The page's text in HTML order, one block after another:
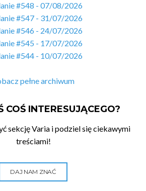
#548 - 07/08/2026
#547 - 31/07/2026
#546 - 24/07/2026
#545 - 17/07/2026
#544 - 10/07/2026
pełne archiwum
COŚ INTERESUJĄCEGO?
sekcję Varia i podziel się ciekawymi
treściami!
DAJ NAM ZNAĆ